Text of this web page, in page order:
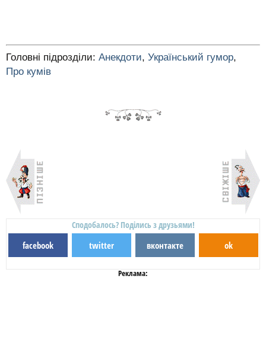
Головні підрозділи: Анекдоти, Український гумор,
Про кумів
Сподобалось? Поділись з друзьями!
facebook twitter вконтакте ok
Реклама: